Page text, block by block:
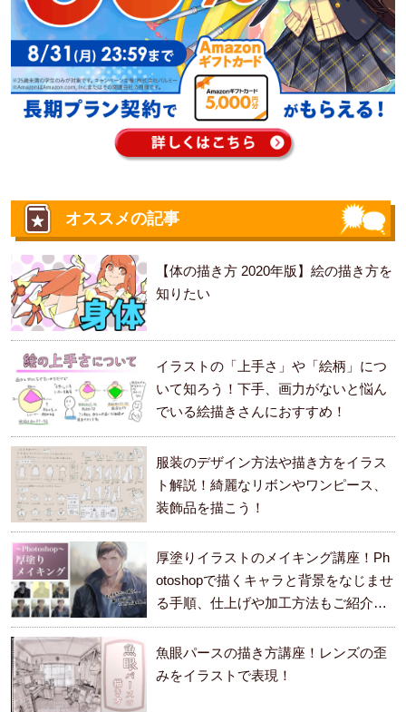
オススメの記事
【体の描き方 2020年版】絵の描き方を
知りたい
イラストの「上手さ」や「絵柄」につ
いて知ろう！下手、画力がないと悩ん
でいる絵描きさんにおすすめ！
服装のデザイン方法や描き方をイラス
ト解説！綺麗なリボンやワンピース、
装飾品を描こう！
厚塗りイラストのメイキング講座！Ph
otoshopで描くキャラと背景をなじませ
る手順、仕上げや加工方法もご紹介し
ます。
魚眼パースの描き方講座！レンズの歪
みをイラストで表現！